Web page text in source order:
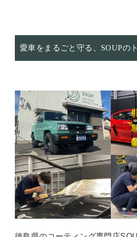
愛車をまるごと守る、SOUPの